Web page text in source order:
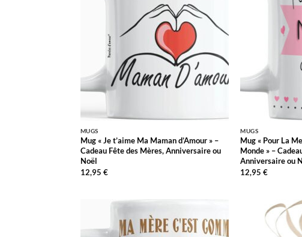
D’ENVIES
MUGS
Mug « Je t’aime Ma Maman d’Amour » –
Cadeau Fête des Mères, Anniversaire ou
Noël
12,95 €
MUGS
Mug « Pour La
Monde » –
Anniversaire ou
12,95€
AJOUTER